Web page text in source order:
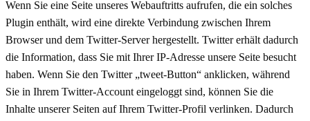
Wenn Sie eine Seite unseres Webauftritts aufrufen, die ein solches
Plugin enthält, wird eine direkte Verbindung zwischen Ihrem
Browser und dem Twitter-Server hergestellt. Twitter erhält dadurch
die Information, dass Sie mit Ihrer IP-Adresse unsere Seite besucht
haben. Wenn Sie den Twitter „tweet-Button“ anklicken, während
Sie in Ihrem Twitter-Account eingeloggt sind, können Sie die
Inhalte unserer Seiten auf Ihrem Twitter-Profil verlinken. Dadurch